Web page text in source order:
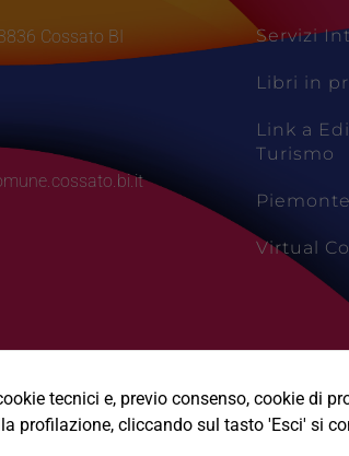
Cossato BI Servizi
Libri in
Link a
Turismo
Virtual
tecnici e, previo consenso, cookie di
profilazione, cliccando sul tasto 'Esci' si